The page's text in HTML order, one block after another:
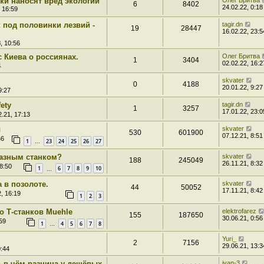
16:59
6 8402
24.02.22, 0:18
под половинки лезвий -
10:56
19 28447
tagir.dn
16.02.22,
Киева о россиянах. 1 3404
Олег Бритва
02.02.22,
0 4188
skvater
20.01.22, 9:27
17:13
1 3257
tagir.dn
17.01.22,
1 … 23 24 25 26 27
530 601900
skvater
07.12.21, 8:51
станком?
1 6 7 8 9 10
188 245049
skvater
26.11.21, 8:32
в позолоте.
16:19 1 2 3
44 50052
skvater
17.11.21, 8:42
Т-станков Muehle
1 … 4 5 6 7 8
155 187650
elektrofarez
30.06.21, 0:56
2 7156
Yuri_
29.06.21,